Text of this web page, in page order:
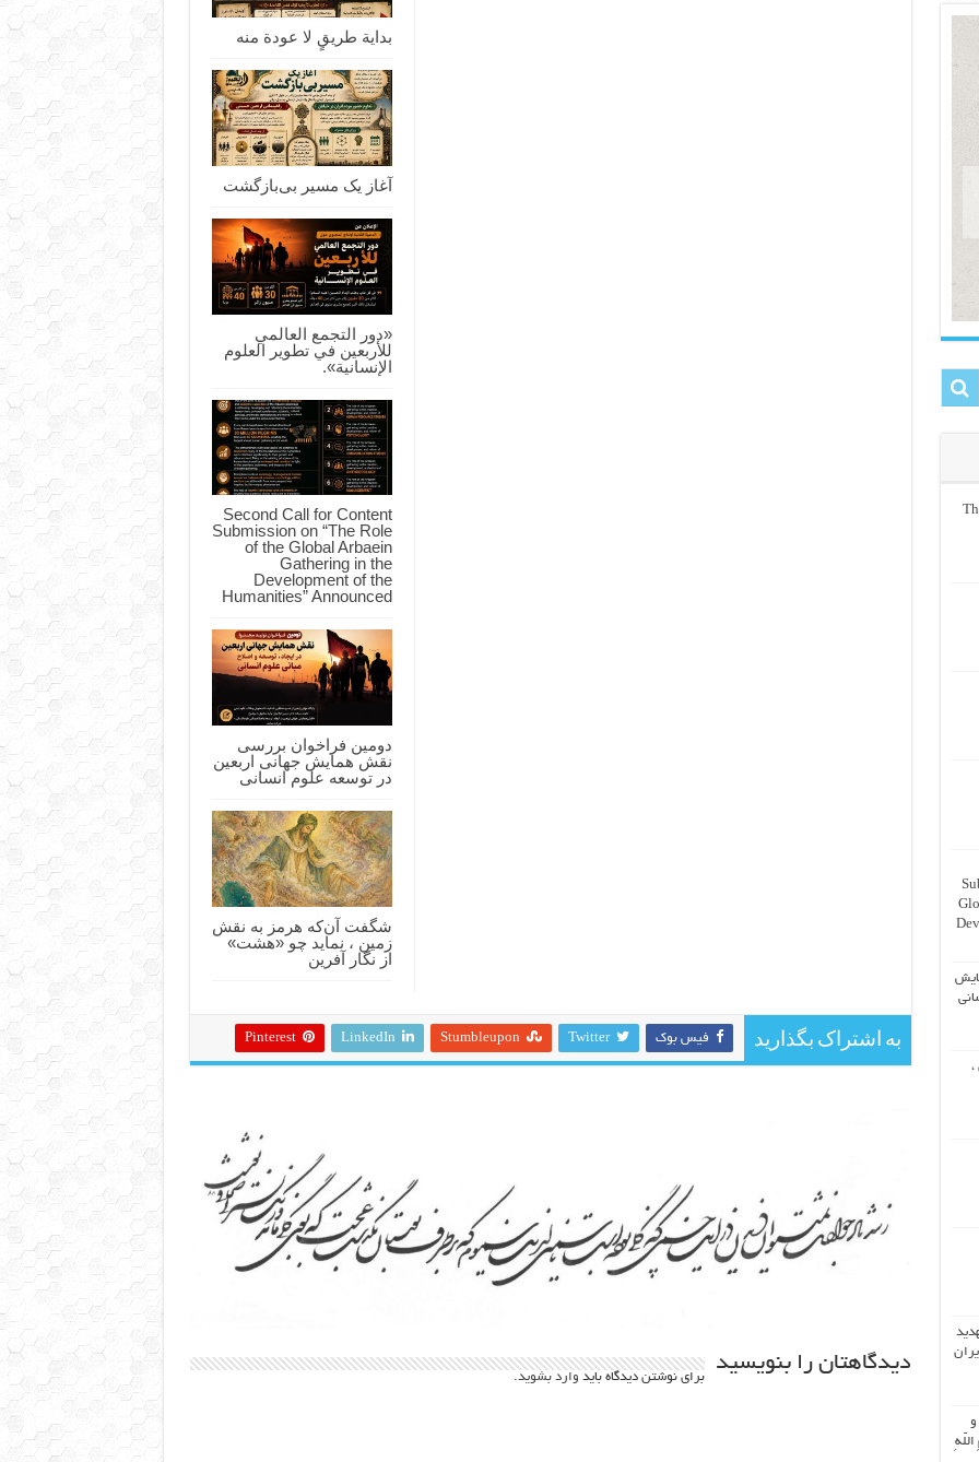
بداية طريقٍ لا عودة منه
آغاز یک مسیر بی‌بازگشت
«دور التجمع العالمي
للأربعين في تطوير العلوم
الإنسانية».
Second Call for Content
Submission on “The Role
of the Global Arbaein
Gathering in the
Development of the
Humanities” Announced
دومین فراخوان بررسی
نقش همایش جهانی اربعین
در توسعه علوم انسانی
شگفت آن‌که هرمز به نقش
زمین ، نماید چو «هشت»
از نگار آفرین
به اشتراک بگذارید فیس بوک Twitter
Stumbleupon
LinkedIn
Pinterest
دیدگاهتان را بنویسید
برای نوشتن دیدگاه باید وارد بشوید.